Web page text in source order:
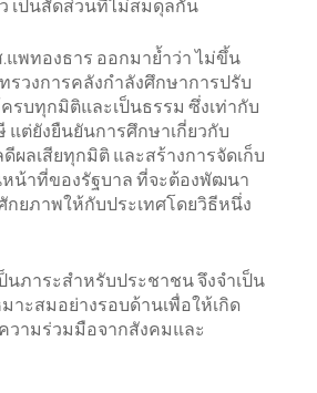
เป็นสัดส่วนที่ไม่สมดุลกัน
แพทองธาร ออกมาย้ำว่า ไม่ขึ้น
รวงการคลังกำลังศึกษาการปรับ
รบทุกมิติและเป็นธรรม ซึ่งเท่ากับ
แต่ยังยืนยันการศึกษาเกี่ยวกับ
ผลเสียทุกมิติ และสร้างการจัดเก็บ
หน้าที่ของรัฐบาล ที่จะต้องพัฒนา
กยภาพให้กับประเทศโดยวิธีหนึ่ง
นภาระสำหรับประชาชน จึงจำเป็น
าะสมอย่างรอบด้านเพื่อให้เกิด
วามร่วมมือจากสังคมและ